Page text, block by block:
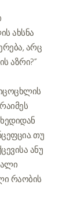
ახსნა
არც
აზრი?”
თუ
ანუ
რაობის